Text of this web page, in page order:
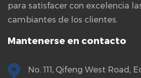
para satisfacer con excelencia
cambiantes de los clientes.
Mantenerse en contacto
No. 111, Qifeng West Road,